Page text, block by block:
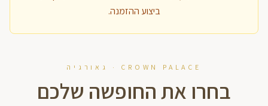
ביצוע ההזמנה.
CROWN PALACE · גאורגיה
בחרו את החופשה שלכם